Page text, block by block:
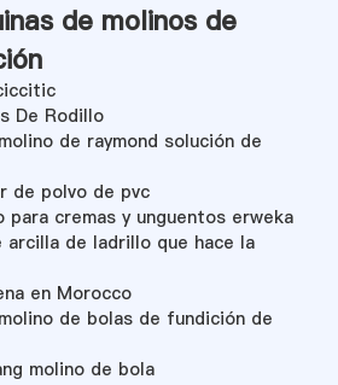
de molinos de
De Rodillo
de raymond solución de
de polvo de pvc
cremas y unguentos erweka
de ladrillo que hace la
en Morocco
de bolas de fundición de
molino de bola